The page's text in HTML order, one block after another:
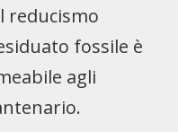
reducismo
fossile è
agli